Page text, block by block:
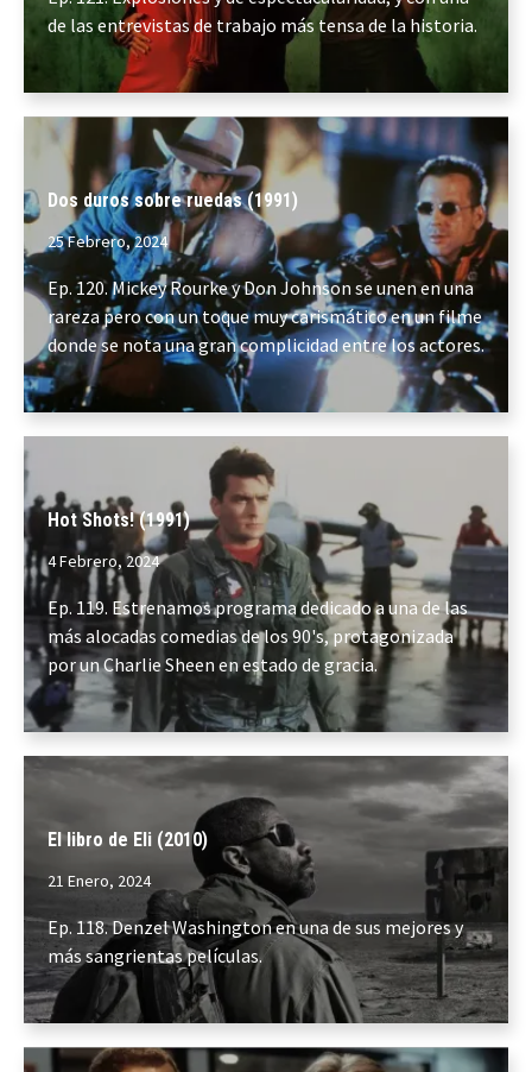
de las entrevistas de trabajo más tensa de la historia.
Dos duros sobre ruedas (1991)
25 Febrero, 2024
Ep. 120. Mickey Rourke y Don Johnson se unen en una
rareza pero con un toque muy carismático en un filme
donde se nota una gran complicidad entre los actores.
Hot Shots! (1991)
4 Febrero, 2024
Ep. 119. Estrenamos programa dedicado a una de las
más alocadas comedias de los 90's, protagonizada
por un Charlie Sheen en estado de gracia.
El libro de Eli (2010)
21 Enero, 2024
Ep. 118. Denzel Washington en una de sus mejores y
más sangrientas películas.